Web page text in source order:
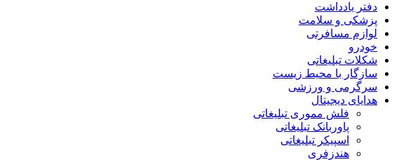
دفتر یادداشت
پزشکی و سلامت
لوازم مسافرتی
خودرو
شکلات تبلیغاتی
سازگار با محیط زیست
سرگرمی و ورزشی
هدایای دیجیتال
فلش مموری تبلیغاتی
پاوربانک تبلیغاتی
اسپیکر تبلیغاتی
هندزفری